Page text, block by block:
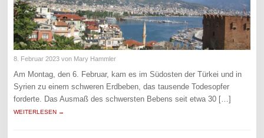
8. Februar 2023 von Mary Hammler
Am Montag, den 6. Februar, kam es im Südosten der Türkei und in
Syrien zu einem schweren Erdbeben, das tausende Todesopfer
forderte. Das Ausmaß des schwersten Bebens seit etwa 30 […]
WEITERLESEN →